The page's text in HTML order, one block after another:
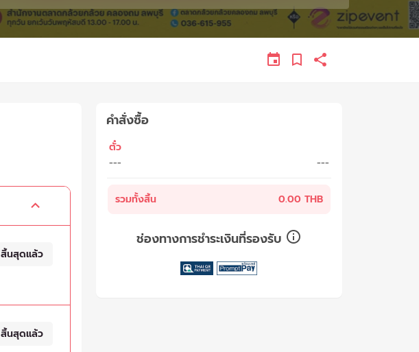
สิ้นสุดแล้ว
สิ้นสุดแล้ว
คำสั่งซื้อ
ตั๋ว
---
---
รวมทั้งสิ้น 0.00 THB
ช่องทางการชำระเงินที่รองรับ